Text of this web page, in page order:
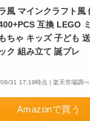
風 マインクラフト風
互換 LEGO
ちゃ キッズ 子ども
ク 組み立て 誕プレ
08/31 17:19時点 | 楽天市場調べ
Amazonで買う